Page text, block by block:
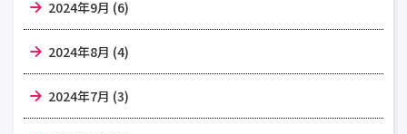
2024年9月 (6)
2024年8月 (4)
2024年7月 (3)